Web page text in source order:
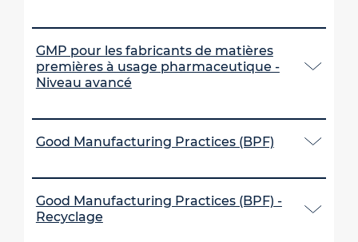
GMP pour les fabricants de matières
premières à usage pharmaceutique -
Niveau avancé
Good Manufacturing Practices (BPF)
Good Manufacturing Practices (BPF) -
Recyclage